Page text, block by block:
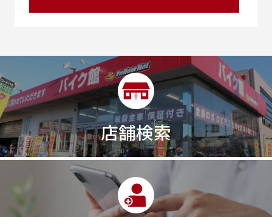
2年保証付き2月29日まで2本2気筒
2気筒エンジン2級ボイラー技士2輪
300㎞/ｈ30th
30th Anniversary
30th記念モデル30万以下30周年
30周年記念モデル313cc320台限定
320ｃｃ350cc35ps390390ADVENTURE
390DUKE390アドベンチャー
3気筒エンジン
3気筒クロスプレーン3点パニア
店舗検索